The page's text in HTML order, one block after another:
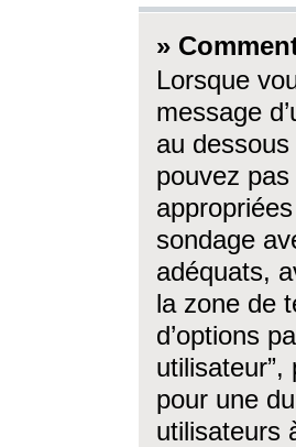
»
Lorsque
message
au
pouvez pas
sondage
adéquats,
la zone de
d’options
pour une
utilisateurs